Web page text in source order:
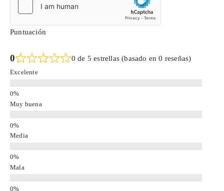
Puntuación
0 0 de 5 estrellas (basado en 0 reseñas)
Excelente
Muy buena
Media
Mala